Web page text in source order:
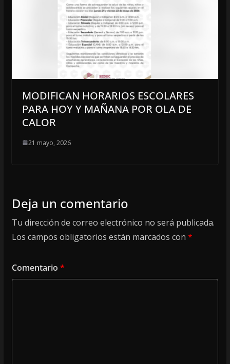
MODIFICAN HORARIOS ESCOLARES
PARA HOY Y MAÑANA POR OLA DE
CALOR
21 mayo, 2026
Deja un comentario
Tu dirección de correo electrónico no será publicada.
Los campos obligatorios están marcados con *
Comentario *